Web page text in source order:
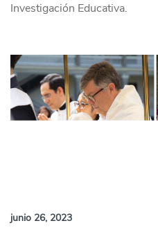
Investigación Educativa.
junio 26, 2023